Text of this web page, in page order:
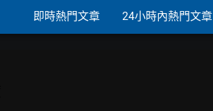
即時熱門文章 24小時內熱門文章